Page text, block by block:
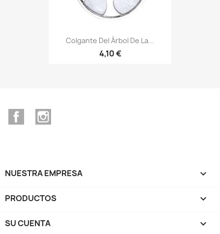
Colgante Del Árbol De La...
4,10 €
Facebook
NUESTRA EMPRESA 
PRODUCTOS 
SU CUENTA 